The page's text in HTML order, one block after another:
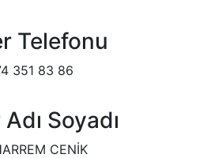
Telefonu
351 83 86
Soyadı
CENİK